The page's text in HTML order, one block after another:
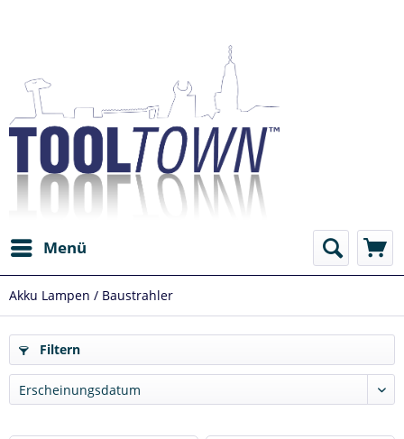
Menü
Akku Lampen / Baustrahler
Filtern